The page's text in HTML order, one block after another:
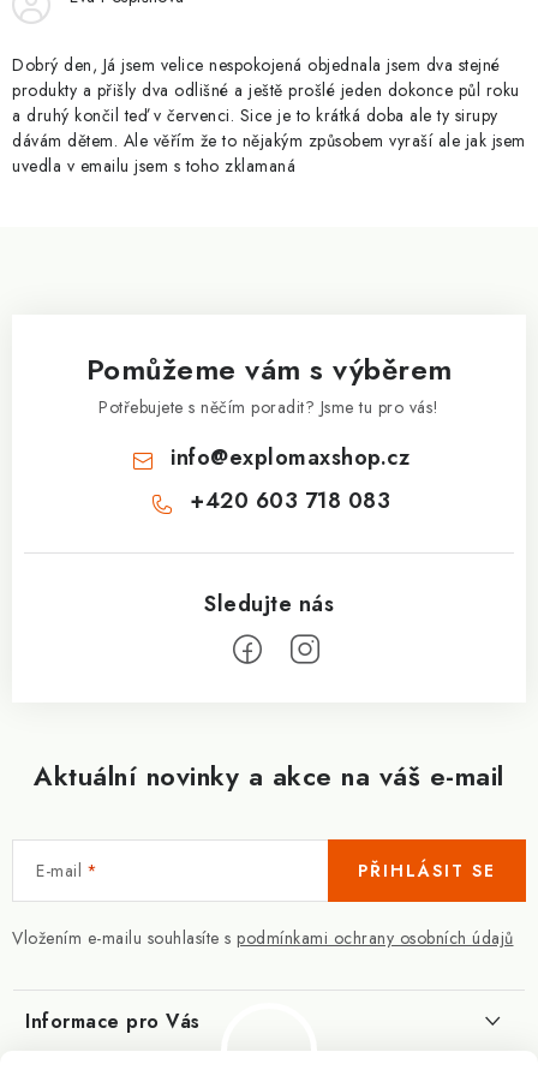
ý
p
i
s
u
Dobrý den, Já jsem velice nespokojená objednala jsem dva stejné
produkty a přišly dva odlišné a ještě prošlé jeden dokonce půl roku
a druhý končil teď v červenci. Sice je to krátká doba ale ty sirupy
dávám dětem. Ale věřím že to nějakým způsobem vyraší ale jak jsem
uvedla v emailu jsem s toho zklamaná
Aktuální novinky a akce na váš e-mail
E-mail
Vložením e-mailu souhlasíte s podmínkami ochrany osobních údajů
PŘIHLÁSIT SE
Pomůžeme vám s výběrem
Potřebujete s něčím poradit? Jsme tu pro vás!
info@explomaxshop.cz
+420 603 718 083
Informace pro Vás